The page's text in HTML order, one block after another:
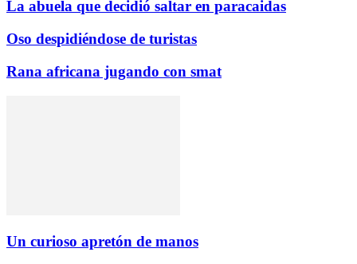
La abuela que decidió saltar en paracaidas
Oso despidiéndose de turistas
Rana africana jugando con smat
Un curioso apretón de manos